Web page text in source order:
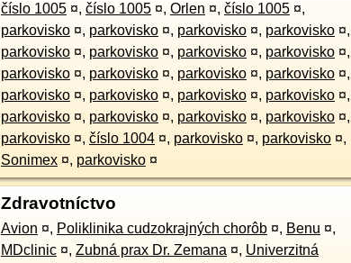
číslo 1005 ¤, číslo 1005 ¤, Orlen ¤, číslo 1005 ¤,
parkovisko ¤, parkovisko ¤, parkovisko ¤, parkovisko ¤,
parkovisko ¤, parkovisko ¤, parkovisko ¤, parkovisko ¤,
parkovisko ¤, parkovisko ¤, parkovisko ¤, parkovisko ¤,
parkovisko ¤, parkovisko ¤, parkovisko ¤, parkovisko ¤,
parkovisko ¤, parkovisko ¤, parkovisko ¤, parkovisko ¤,
parkovisko ¤, číslo 1004 ¤, parkovisko ¤, parkovisko ¤,
Sonimex ¤, parkovisko ¤
Zdravotníctvo
Avion ¤, Poliklinika cudzokrajných chorôb ¤, Benu ¤,
MDclinic ¤, Zubná prax Dr. Zemana ¤, Univerzitná